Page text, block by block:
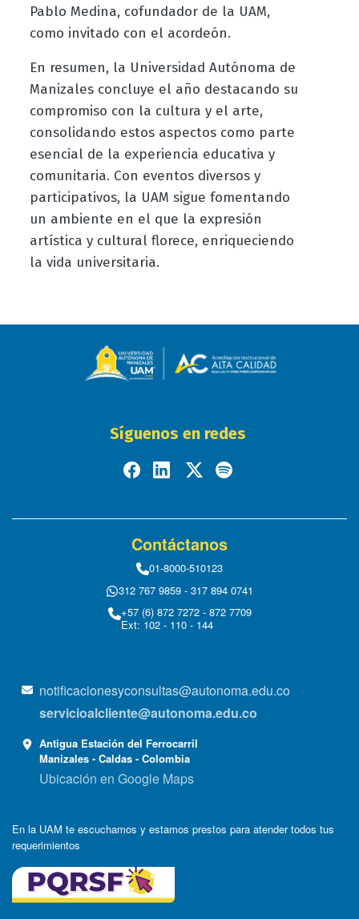
Pablo Medina, cofundador de la UAM,
como invitado con el acordeón.
En resumen, la Universidad Autónoma de
Manizales concluye el año destacando su
compromiso con la cultura y el arte,
consolidando estos aspectos como parte
esencial de la experiencia educativa y
comunitaria. Con eventos diversos y
participativos, la UAM sigue fomentando
un ambiente en el que la expresión
artística y cultural florece, enriqueciendo
la vida universitaria.
Síguenos en redes
Contáctanos
01-8000-510123
312 767 9859 - 317 894 0741
+57 (6) 872 7272 - 872 7709
Ext: 102 - 110 - 144
notificacionesyconsultas@autonoma.edu.co
servicioalcliente@autonoma.edu.co
Antigua Estación del Ferrocarril
Manizales - Caldas - Colombia
Ubicación en Google Maps
En la UAM te escuchamos y estamos prestos para atender todos tus
requerimientos